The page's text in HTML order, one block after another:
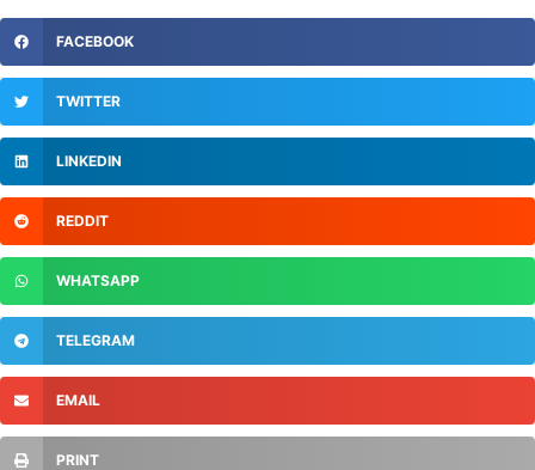
FACEBOOK
TWITTER
LINKEDIN
REDDIT
WHATSAPP
TELEGRAM
EMAIL
PRINT